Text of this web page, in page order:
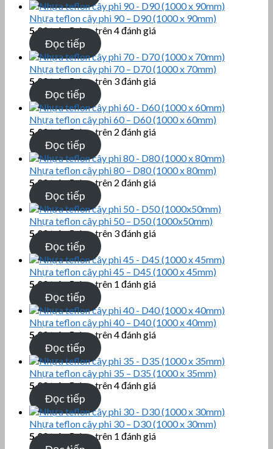
Nhựa teflon cây phi 90 – D90 (1000 x 90mm)
5.00trên 5 dựa trên4đánh giá
Đọc tiếp
Nhựa teflon cây phi 70 – D70 (1000 x 70mm)
5.00trên 5 dựa trên 3đánh giá
Đọc tiếp
Nhựa teflon cây phi 60 – D60 (1000 x 60mm)
5.00trên 5 dựa trên 2 đánh giá
Đọc tiếp
Nhựa teflon cây phi 80 – D80 (1000 x 80mm)
5.00trên 5 dựa trên 2 đánh giá
Đọc tiếp
Nhựa teflon cây phi 50 – D50 (1000x50mm)
5.00trên 5 dựa trên 3đánh giá
Đọc tiếp
Nhựa teflon cây phi 45 – D45 (1000 x 45mm)
5.00trên 5 dựa trên 1 đánh giá
Đọc tiếp
Nhựa teflon cây phi 40 – D40 (1000 x 40mm)
5.00trên 5 dựa trên4đánh giá
Đọc tiếp
Nhựa teflon cây phi 35 – D35 (1000 x 35mm)
5.00trên 5 dựa trên4đánh giá
Đọc tiếp
Nhựa teflon cây phi 30 – D30 (1000 x 30mm)
5.00trên 5 dựa trên 1 đánh giá